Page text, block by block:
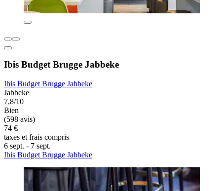
Ibis Budget Brugge Jabbeke
Ibis Budget Brugge Jabbeke
Jabbeke
7,8/10
Bien
(598 avis)
74 €
taxes et frais compris
6 sept. - 7 sept.
Ibis Budget Brugge Jabbeke